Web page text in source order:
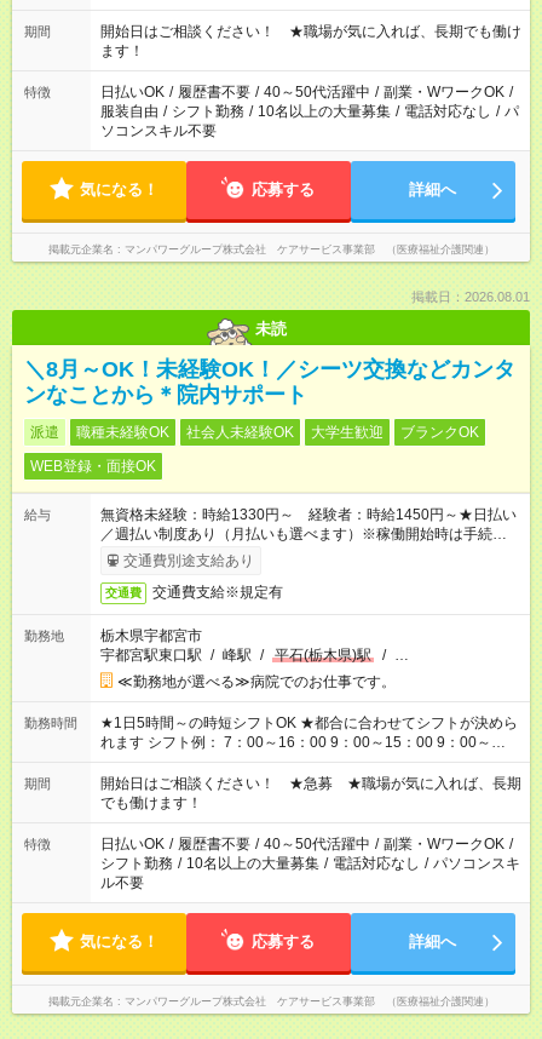
20:00 など 残業なし！ ※Wワークの場合、他のお仕事と合わせ
週40時間超の就業はご案内できません ※法令に基づき、週20時
間以上勤務は社会保険への加入対象となります ※労働者派遣法
（日雇い派遣の原則禁止）により、短時間・短期間の就業はご
案内が難しい場合があります
期間
開始日はご相談ください！ ★職場が気に入れば、長期でも働け
ます！
特徴 日払いOK / 履歴書不要 / 40～50代活躍中 / 副業・WワークOK /
服装自由 / シフト勤務 / 10名以上の大量募集 / 電話対応なし / パ
ソコンスキル不要
気になる！ 応募する 詳細へ
掲載元企業名 マンパワーグループ株式会社 ケアサービス事業部 （医療福祉介護関連）
掲載日：2026.08.01
未読
＼8月～OK！未経験OK！／シーツ交換などカンタ
ンなことから＊院内サポート
派遣 職種未経験OK 社会人未経験OK 大学生歓迎
ブランクOK
WEB登録・面接OK
給与
無資格未経験：時給1330円～ 経験者：時給1450円～★日払い
／週払い制度あり（月払いも選べます）※稼働開始時は手続き完
了次第のお支払いとなります。
交通費別途支給あり
交通費 交通費支給※規定有
勤務地
栃木県宇都宮市
宇都宮駅東口駅 / 峰駅 / 平石(栃木県)駅 / …
≪勤務地が選べる≫病院でのお仕事です。
勤務時間
★1日5時間～の時短シフトOK ★都合に合わせてシフトが決めら
れます シフト例： 7：00～16：00 9：00～15：00 9：00～
18：00 11：00～20：00 など ※Wワークの場合、他のお仕事と
合わせ週40時間超の就業はご案内できません ※法令に基づき、
週20時間以上勤務は社会保険への加入対象となります ※労働者
派遣法（日雇い派遣の原則禁止）により、短時間・短期間の就
業はご案内が難しい場合があります
期間
開始日はご相談ください！ ★急募 ★職場が気に入れば、長期
でも働けます！
特徴 日払いOK / 履歴書不要 / 40～50代活躍中 / 副業・WワークOK /
シフト勤務 / 10名以上の大量募集 / 電話対応なし / パソコンスキ
ル不要
気になる！ 応募する 詳細へ
掲載元企業名 マンパワーグループ株式会社 ケアサービス事業部 （医療福祉介護関連）